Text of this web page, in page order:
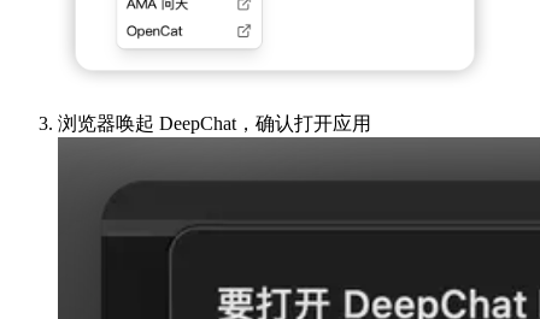
浏览器唤起 DeepChat，确认打开应用